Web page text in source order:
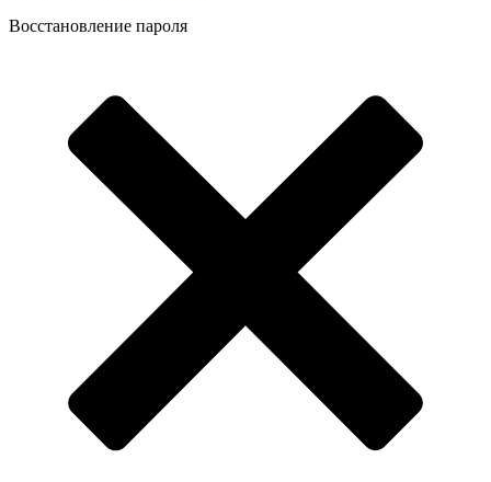
Восстановление пароля